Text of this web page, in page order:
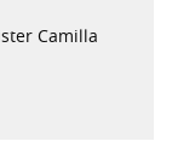
Camilla